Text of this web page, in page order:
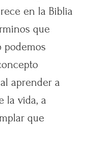
en la Biblia
que
podemos
aprender a
la vida, a
que